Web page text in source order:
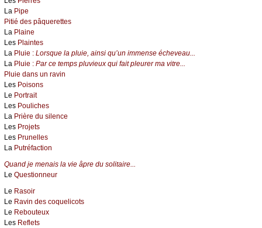
La Pipe
Pitié des pâquerettes
La Plaine
Les Plaintes
La Pluie : Lorsque la pluie, ainsi qu’un immense écheveau...
La Pluie : Par ce temps pluvieux qui fait pleurer ma vitre...
Pluie dans un ravin
Les Poisons
Le Portrait
Les Pouliches
La Prière du silence
Les Projets
Les Prunelles
La Putréfaction
Quand je menais la vie âpre du solitaire...
Le Questionneur
Le Rasoir
Le Ravin des coquelicots
Le Rebouteux
Les Reflets